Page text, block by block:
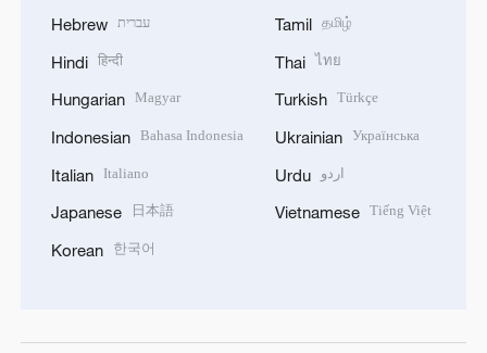
Hebrew עברית
Hindi हिन्दी
Hungarian Magyar
Indonesian Bahasa Indonesia
Italian Italiano
Japanese 日本語
Korean 한국어
Tamil தமிழ்
Thai ไทย
Turkish Türkçe
Ukrainian Українська
Urdu اردو
Vietnamese Tiếng Việt